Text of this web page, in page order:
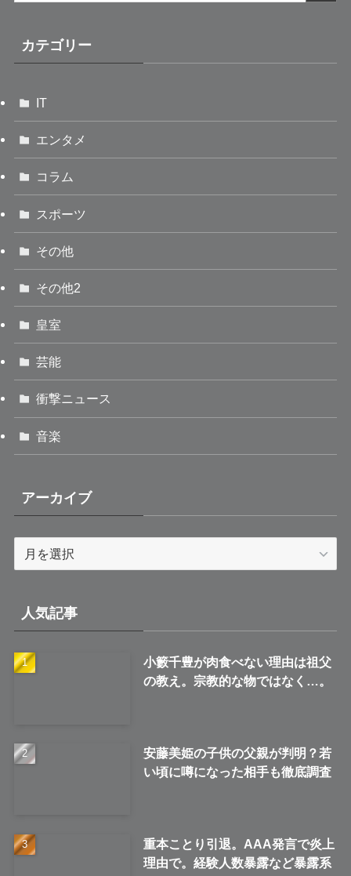
カテゴリー
IT
エンタメ
コラム
スポーツ
その他
その他2
皇室
芸能
衝撃ニュース
音楽
アーカイブ
ブ
人気記事
小籔千豊が肉食べない理由は祖父
の教え。宗教的な物ではなく…。
安藤美姫の子供の父親が判明？若
い頃に噂になった相手も徹底調査
重本ことり引退。AAA発言で炎上
理由で。経験人数暴露など暴露系